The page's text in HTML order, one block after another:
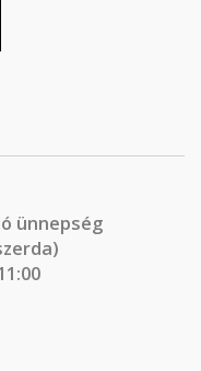
ünnepség